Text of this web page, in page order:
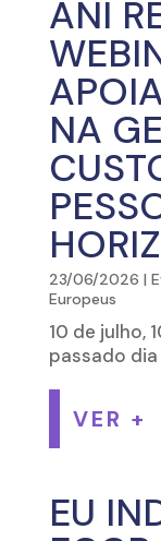
ANI
NA
23/06/2026 |
Europeus
10 de julho,
passado dia
VER +
EU